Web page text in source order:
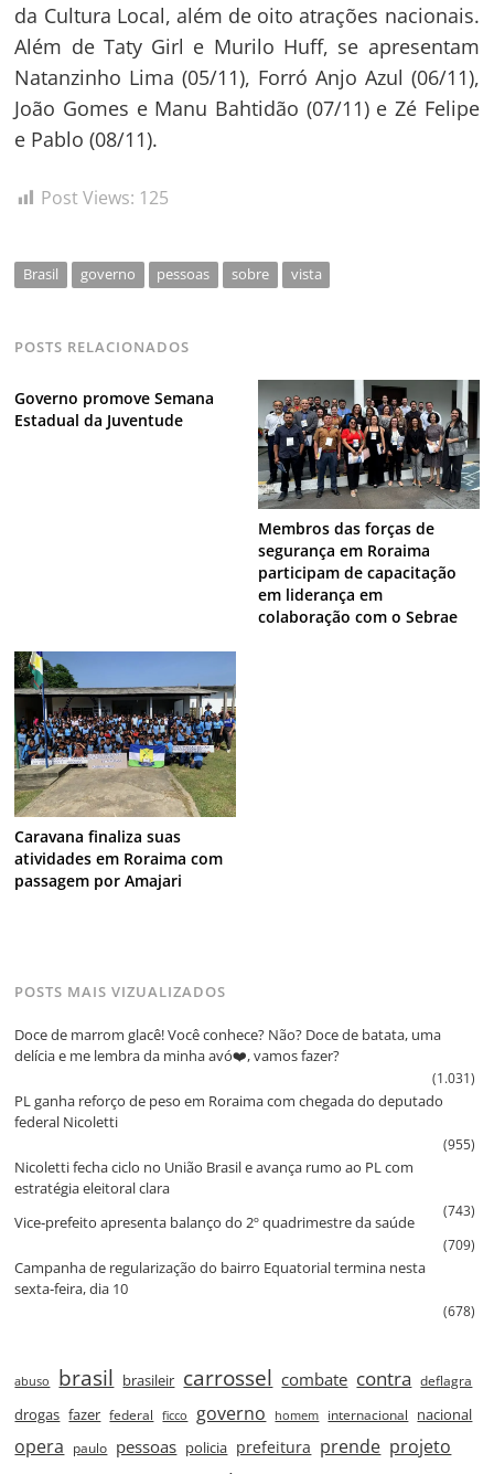
da Cultura Local, além de oito atrações nacionais.
Além de Taty Girl e Murilo Huff, se apresentam
Natanzinho Lima (05/11), Forró Anjo Azul (06/11),
João Gomes e Manu Bahtidão (07/11) e Zé Felipe
e Pablo (08/11).
Post Views: 125
Brasil governo pessoas sobre vista
POSTS RELACIONADOS
Governo promove Semana
Estadual da Juventude
Membros das forças de
segurança em Roraima
participam de capacitação
em liderança em
colaboração com o Sebrae
Caravana finaliza suas
atividades em Roraima com
passagem por Amajari
POSTS MAIS VIZUALIZADOS
Doce de marrom glacê! Você conhece? Não? Doce de batata, uma
delícia e me lembra da minha avó❤️, vamos fazer?
(1.031)
PL ganha reforço de peso em Roraima com chegada do deputado
federal Nicoletti
(955)
Nicoletti fecha ciclo no União Brasil e avança rumo ao PL com
estratégia eleitoral clara
(743)
Vice‑prefeito apresenta balanço do 2º quadrimestre da saúde
(709)
Campanha de regularização do bairro Equatorial termina nesta
sexta‑feira, dia 10
(678)
abuso brasil brasileir carrossel combate contra deflagra
drogas fazer federal ficco governo homem internacional nacional
opera paulo pessoas policia prefeitura prende projeto